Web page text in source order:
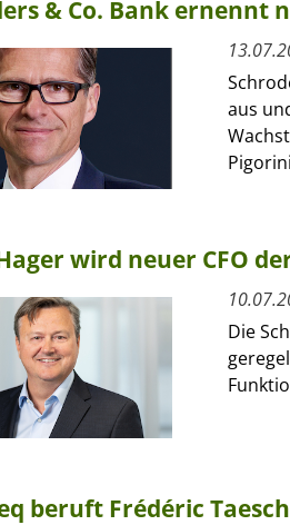
& Co. Bank ernennt
aus
wird neuer CFO
Die
beruft Frédéric